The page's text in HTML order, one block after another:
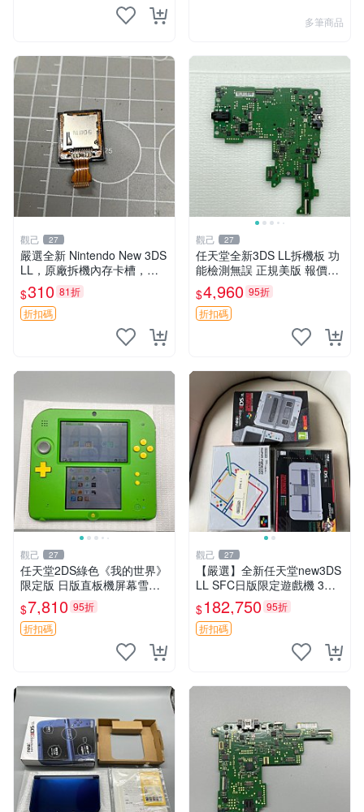
多筆商品
觀己 27
嚴選全新 Nintendo New 3DS
LL，原廠拆機內存卡槽，小
容量卡槽設計，功能完美如
初。適合收藏與使用。 New
3DS LL 原廠 拆機版
$310 81折
折扣碼
觀己 27
任天堂全新3DS LL拆機板 功
能檢測無誤 正規美版 報價48
0 新臺幣 數碼機器 教學工具
遊戲配件
$4,960 95折
折扣碼
觀己 27
任天堂2DS綠色《我的世界》
限定版 日版直板機屏幕雪白
功能正常 2DS 《我的世界》
日版 直板機 薄膜保護 屏幕清
晰
$7,810 95折
折扣碼
觀己 27
【嚴選】全新任天堂new3DS
LL SFC日版限定遊戲機 3臺
未開箱收藏 優質電玩 【推
薦】任天堂new3DSXL 超級
任天堂歐版限定遊戲機 獨家
$182,750 95折
折扣碼